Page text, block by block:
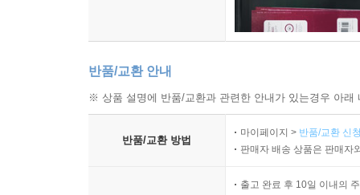
반품/교환 안내
※ 상품 설명에 반품/교환과 관련한 안내가 있는경우 아
반품/교환 방법
마이페이지 > 반품/교환 신
판매자 배송 상품은 판매자
출고 완료 후 10일 이내의